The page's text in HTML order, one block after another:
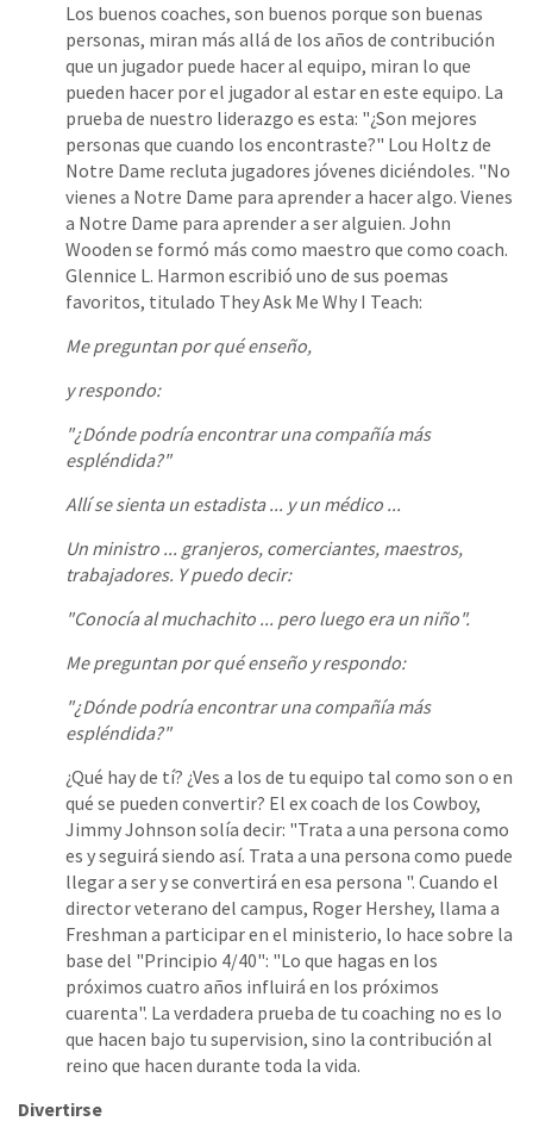
Los buenos coaches, son buenos porque son buenas
personas, miran más allá de los años de contribución
que un jugador puede hacer al equipo, miran lo que
pueden hacer por el jugador al estar en este equipo. La
prueba de nuestro liderazgo es esta: "¿Son mejores
personas que cuando los encontraste?" Lou Holtz de
Notre Dame recluta jugadores jóvenes diciéndoles. "No
vienes a Notre Dame para aprender a hacer algo. Vienes
a Notre Dame para aprender a ser alguien. John
Wooden se formó más como maestro que como coach.
Glennice L. Harmon escribió uno de sus poemas
favoritos, titulado They Ask Me Why I Teach:
Me preguntan por qué enseño,
y respondo:
"¿Dónde podría encontrar una compañía más
espléndida?"
Allí se sienta un estadista ... y un médico ...
Un ministro ... granjeros, comerciantes, maestros,
trabajadores. Y puedo decir:
"Conocía al muchachito ... pero luego era un niño".
Me preguntan por qué enseño y respondo:
"¿Dónde podría encontrar una compañía más
espléndida?"
¿Qué hay de tí? ¿Ves a los de tu equipo tal como son o en
qué se pueden convertir? El ex coach de los Cowboy,
Jimmy Johnson solía decir: "Trata a una persona como
es y seguirá siendo así. Trata a una persona como puede
llegar a ser y se convertirá en esa persona ". Cuando el
director veterano del campus, Roger Hershey, llama a
Freshman a participar en el ministerio, lo hace sobre la
base del "Principio 4/40": "Lo que hagas en los
próximos cuatro años influirá en los próximos
cuarenta". La verdadera prueba de tu coaching no es lo
que hacen bajo tu supervision, sino la contribución al
reino que hacen durante toda la vida.
Divertirse